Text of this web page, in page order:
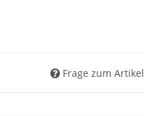
Frage zum Artikel